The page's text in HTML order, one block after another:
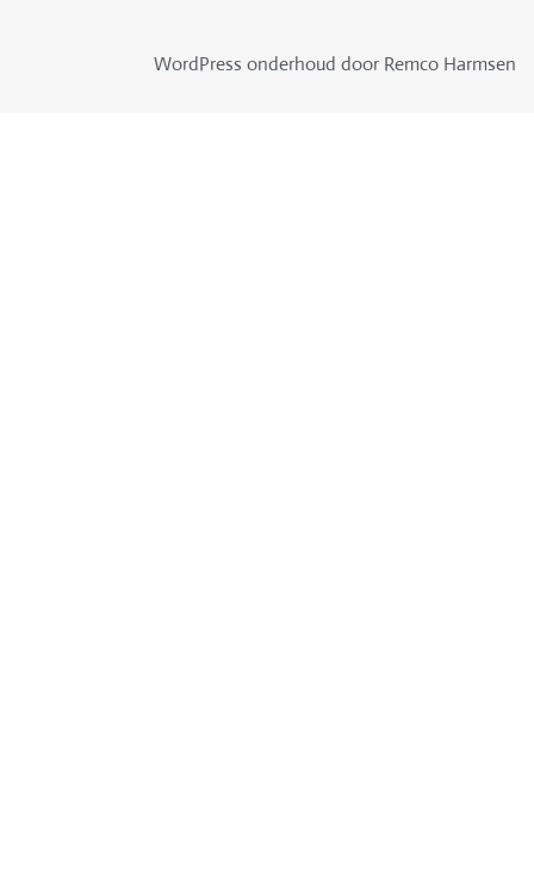
WordPress onderhoud door Remco Harmsen